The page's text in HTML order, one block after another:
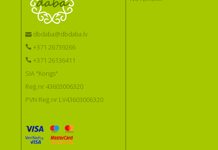
dbdaba@dbdaba.lv
+371 26739266
+371 26136411
SIA "Kongs"
Reģ.nr 43603006320
PVN Reģ.nr LV43603006320